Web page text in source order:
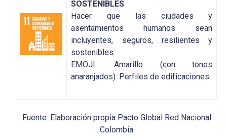
SOSTENIBLES
Hacer que las ciudades y
asentamientos humanos sean
incluyentes, seguros, resilientes y
sostenibles.
EMOJI: Amarillo (con tonos
anaranjados): Perfiles de edificaciones
Fuente: Elaboración propia Pacto Global Red Nacional
Colombia